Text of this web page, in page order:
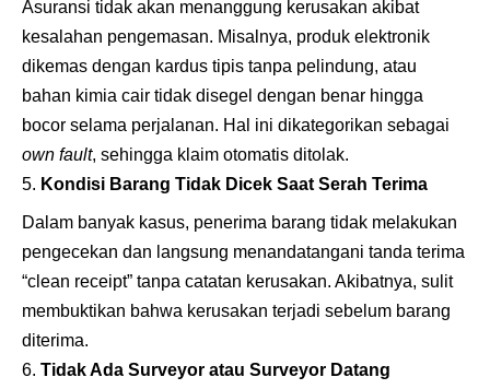
Asuransi tidak akan menanggung kerusakan akibat
kesalahan pengemasan. Misalnya, produk elektronik
dikemas dengan kardus tipis tanpa pelindung, atau
bahan kimia cair tidak disegel dengan benar hingga
bocor selama perjalanan. Hal ini dikategorikan sebagai
own fault, sehingga klaim otomatis ditolak.
Kondisi Barang Tidak Dicek Saat Serah Terima
Dalam banyak kasus, penerima barang tidak melakukan
pengecekan dan langsung menandatangani tanda terima
“clean receipt” tanpa catatan kerusakan. Akibatnya, sulit
membuktikan bahwa kerusakan terjadi sebelum barang
diterima.
Tidak Ada Surveyor atau Surveyor Datang